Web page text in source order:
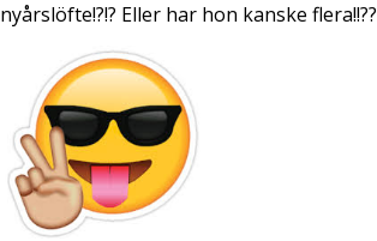
nyårslöfte!?!? Eller har hon kanske flera!!??